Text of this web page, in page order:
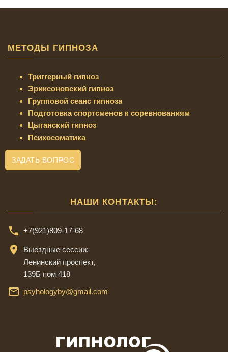
МЕТОДЫ ГИПНОЗА
Триггерный гипноз
Эриксоновский гипноз
Групповой сеанс гипноза
Подготовка спортсменов к соревнованиям
Цыганский гипноз
Психосоматика
ЗАДАТЬ ВОПРОС
НАШИ КОНТАКТЫ:
+7(921)809-17-68
Выездные сессии:
Ленинский проспект,
139Б пом 418
psyhologyby@gmail.com